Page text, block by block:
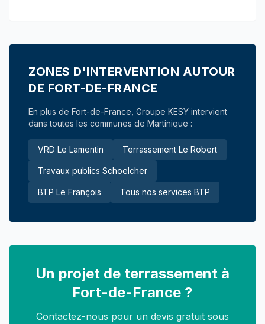
ZONES D'INTERVENTION AUTOUR
DE FORT-DE-FRANCE
En plus de Fort-de-France, Groupe KESY intervient
dans toutes les communes de Martinique :
VRD Le Lamentin Terrassement Le Robert
Travaux publics Schoelcher
BTP Le François Tous nos services BTP
Un projet de terrassement à
Fort-de-France ?
Contactez-nous pour un devis gratuit sous